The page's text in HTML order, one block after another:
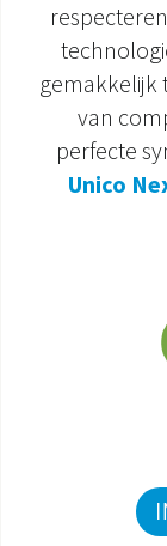
gemakkelijk
van
perfecte
Unico